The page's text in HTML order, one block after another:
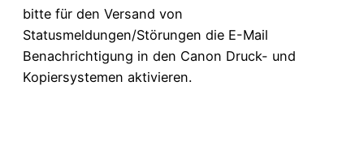
bitte für den Versand von
Statusmeldungen/Störungen die E-Mail
Benachrichtigung in den Canon Druck- und
Kopiersystemen aktivieren.